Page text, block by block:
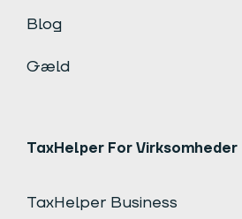
Blog
Gæld
TaxHelper For Virksomheder
TaxHelper Business